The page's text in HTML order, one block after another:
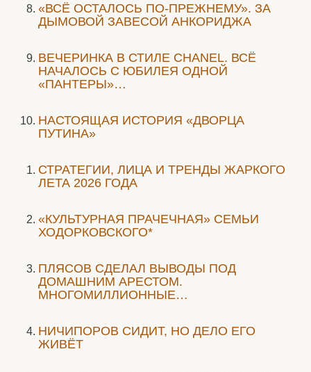
«ВСЁ ОСТАЛОСЬ ПО-ПРЕЖНЕМУ». ЗА
ДЫМОВОЙ ЗАВЕСОЙ АНКОРИДЖА
ВЕЧЕРИНКА В СТИЛЕ СHANEL. ВСЁ
НАЧАЛОСЬ С ЮБИЛЕЯ ОДНОЙ
«ПАНТЕРЫ»…
НАСТОЯЩАЯ ИСТОРИЯ «ДВОРЦА
ПУТИНА»
СТРАТЕГИИ, ЛИЦА И ТРЕНДЫ ЖАРКОГО
ЛЕТА 2026 ГОДА
«КУЛЬТУРНАЯ ПРАЧЕЧНАЯ» СЕМЬИ
ХОДОРКОВСКОГО*
ПЛЯСОВ СДЕЛАЛ ВЫВОДЫ ПОД
ДОМАШНИМ АРЕСТОМ.
МНОГОМИЛЛИОННЫЕ…
НИЧИПОРОВ СИДИТ, НО ДЕЛО ЕГО
ЖИВЁТ